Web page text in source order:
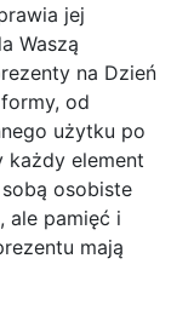
jej
Waszą
na Dzień
od
użytku po
każdy element
sobą osobiste
ale pamięć i
mają